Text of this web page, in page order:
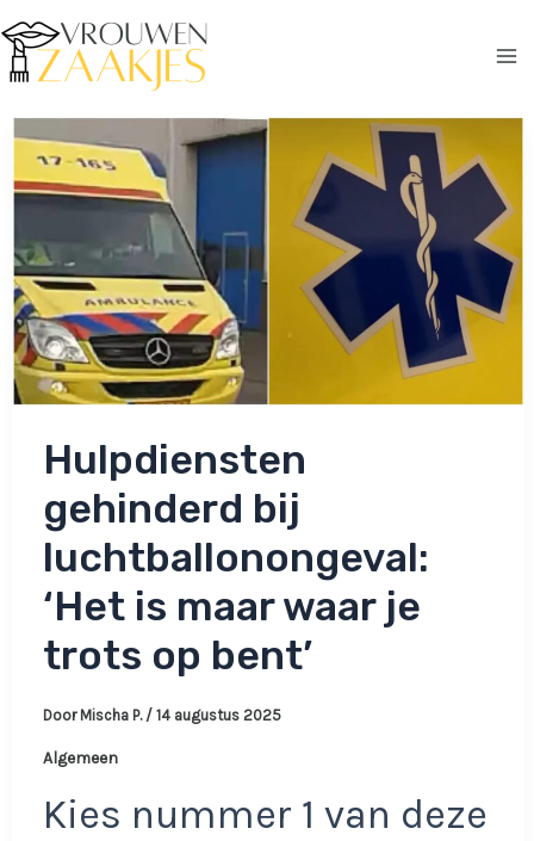
naar
de
Hulpdiensten
gehinderd bij
luchtballonongeval:
‘Het is maar waar je
trots op bent’
Door Mischa P. / 14 augustus 2025
Algemeen
Kies nummer 1 van deze